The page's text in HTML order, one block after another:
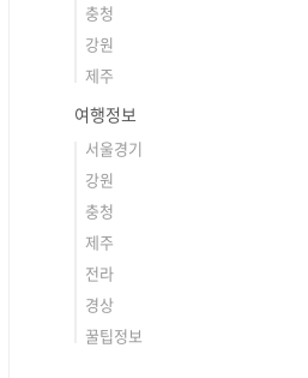
충청
강원
제주
여행정보
서울경기
강원
충청
제주
전라
경상
꿀팁정보